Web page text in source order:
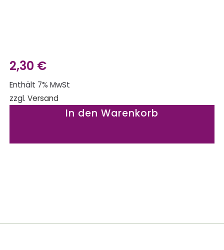
2,30 €
Enthält 7% MwSt
zzgl. Versand
In den Warenkorb